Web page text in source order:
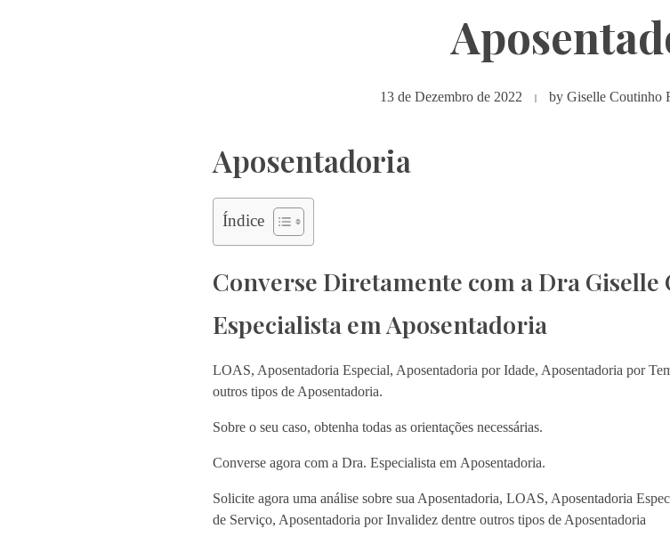
13 de Dezembro de 2022 by Giselle Coutinho
Aposentadoria
Índice
Converse Diretamente com a Dra
Especialista em Aposentadoria
LOAS, Aposentadoria Especial, Aposentadoria por Idade, Aposentadoria por
outros tipos de Aposentadoria.
Sobre o seu caso, obtenha todas as orientações necessárias.
Converse agora com a Dra. Especialista em Aposentadoria.
Solicite agora uma análise sobre sua Aposentadoria, LOAS, Aposentadoria
de Serviço, Aposentadoria por Invalidez dentre outros tipos de Aposentadoria